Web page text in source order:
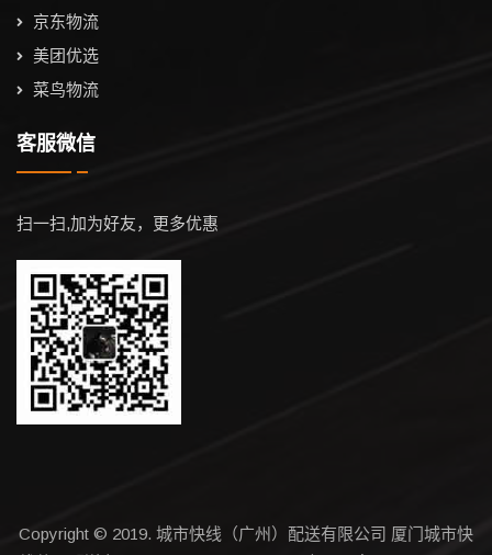
京东物流
美团优选
菜鸟物流
客服微信
扫一扫,加为好友，更多优惠
Copyright © 2019. 城市快线（广州）配送有限公司 厦门城市快